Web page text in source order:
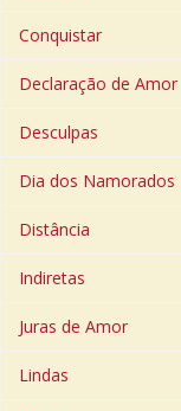
Conquistar
Declaração de Amor
Desculpas
Dia dos Namorados
Distância
Indiretas
Juras de Amor
Lindas